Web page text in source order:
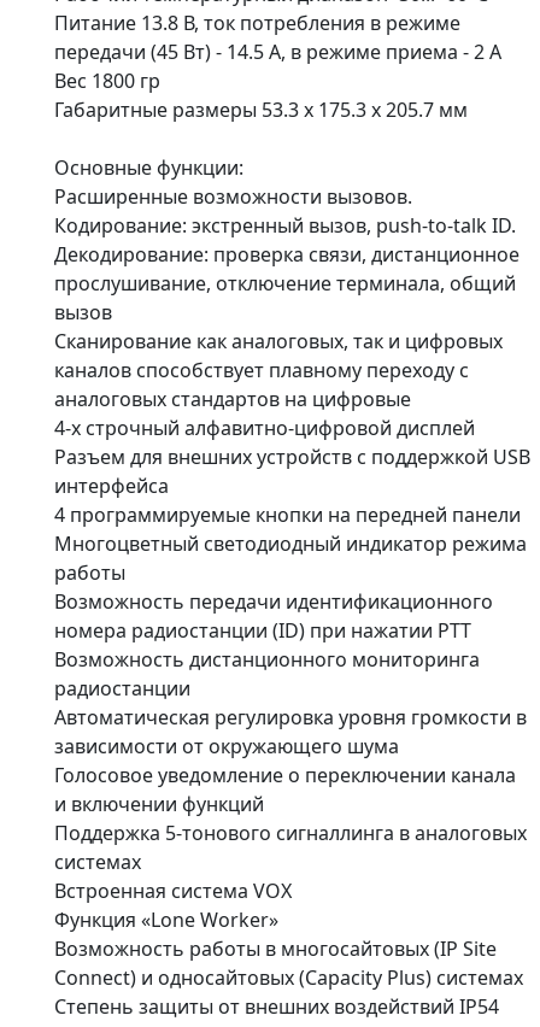
Питание 13.8 В, ток потребления в режиме
передачи (45 Вт) - 14.5 А, в режиме приема - 2 А
Вес 1800 гр
Габаритные размеры 53.3 x 175.3 х 205.7 мм
Основные функции:
Расширенные возможности вызовов.
Кодирование: экстренный вызов, push-to-talk ID.
Декодирование: проверка связи, дистанционное
прослушивание, отключение терминала, общий
вызов
Сканирование как аналоговых, так и цифровых
каналов способствует плавному переходу с
аналоговых стандартов на цифровые
4-х строчный алфавитно-цифровой дисплей
Разъем для внешних устройств с поддержкой USB
интерфейса
4 программируемые кнопки на передней панели
Многоцветный светодиодный индикатор режима
работы
Возможность передачи идентификационного
номера радиостанции (ID) при нажатии PTT
Возможность дистанционного мониторинга
радиостанции
Автоматическая регулировка уровня громкости в
зависимости от окружающего шума
Голосовое уведомление о переключении канала
и включении функций
Поддержка 5-тонового сигналлинга в аналоговых
системах
Встроенная система VOX
Функция «Lone Worker»
Возможность работы в многосайтовых (IP Site
Connect) и односайтовых (Capacity Plus) системах
Степень защиты от внешних воздействий IP54